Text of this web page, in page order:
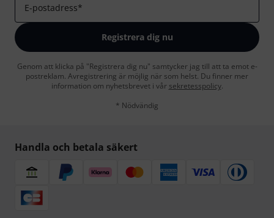
E-postadress*
Registrera dig nu
Genom att klicka på "Registrera dig nu" samtycker jag till att ta emot e-
postreklam. Avregistrering är möjlig när som helst. Du finner mer
information om nyhetsbrevet i vår sekretesspolicy.
* Nödvändig
Handla och betala säkert